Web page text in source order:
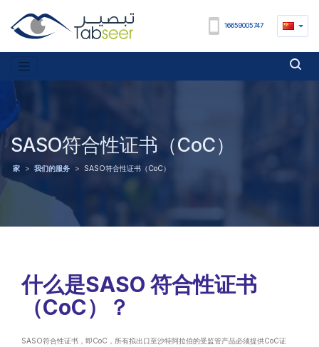
16659005747
SASO符合性证书（CoC）
家 > 我们的服务 > SASO符合性证书（CoC）
什么是SASO 符合性证书
（CoC）？
SASO符合性证书，即CoC，所有拟出口至沙特阿拉伯的受监管产品必须提供CoC证